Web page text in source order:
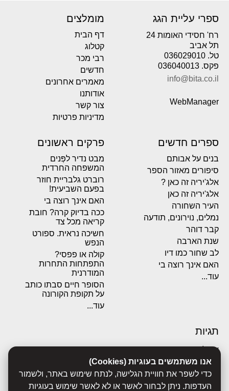
אנו משתמשים בעוגיות (Cookies)
כדי לשפר את חוויית הגלישה, לנתח שימוש באתר, ולשמור
העדפות. ניתן לבחור לאשר או לא לאשר שימוש בעוגיות
ספרי עליית הגג
רח' חסידי האומות 24
תל אביב
טל. 036029010
פקס. 036040013
info@bita.co.il
WebManager
מומלצים
דף הבית
קטלוג
רבי מכר
חדשים
מאמרים אחרונים
אודותנו
צור קשר
מדיניות פרטיות
ספרים חדשים
בנים על אבותם
סיפורים מאזור הספר
אלג'יריה זה כאן ?
אלג'יריה זה כאן
העיר השחורה
נמלים, נוירונים, תודעה
קבר דוהר
שנת הארבה
לב שחור כמו דיו
האם אינך רוצה בי
עוד...
פרקים ראשונים
מבט נדיר לפְּנים
המשפחה החרדית
רוברט גלבריית חוזר
בפעם השביעית!
האם אינך רוצה בי
ככה בדיוק קרה? חובת
קריאה מכל צד
חשיכה נראית. ספורט
הנפש
קולה או פפסי?
התפתחות התחרות
המודרנית
הסופר חיים סבתו כותב
על תקופת הקורונה
עוד...
תגיות
אבולוציה
אכסדרה
אנשים
ביוגרפיות